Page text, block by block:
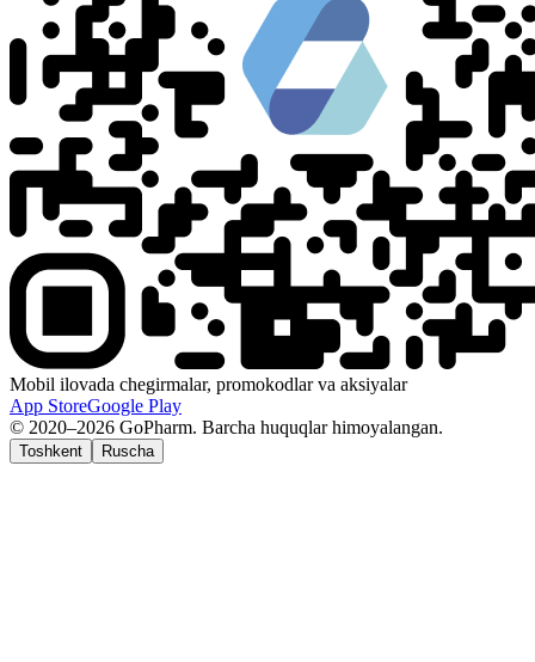
Mobil ilovada chegirmalar, promokodlar va aksiyalar
App StoreGoogle Play
© 2020–2026 GoPharm. Barcha huquqlar himoyalangan.
Toshkent Ruscha